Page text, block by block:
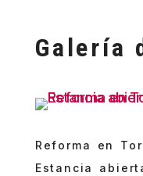
Galería
Reforma en
Estancia